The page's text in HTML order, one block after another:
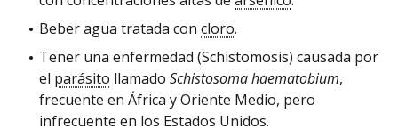
Beber agua tratada con cloro.
Tener una enfermedad (Schistomosis) causada por
el parásito llamado Schistosoma haematobium,
frecuente en África y Oriente Medio, pero
infrecuente en los Estados Unidos.